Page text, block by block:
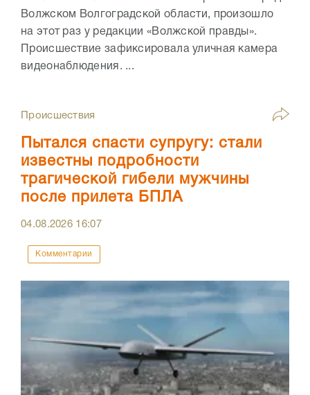
Волжском Волгоградской области, произошло
на этот раз у редакции «Волжской правды».
Происшествие зафиксировала уличная камера
видеонаблюдения. ...
Происшествия
Пытался спасти супругу: стали
известны подробности
трагической гибели мужчины
после прилета БПЛА
04.08.2026 16:07
Комментарии